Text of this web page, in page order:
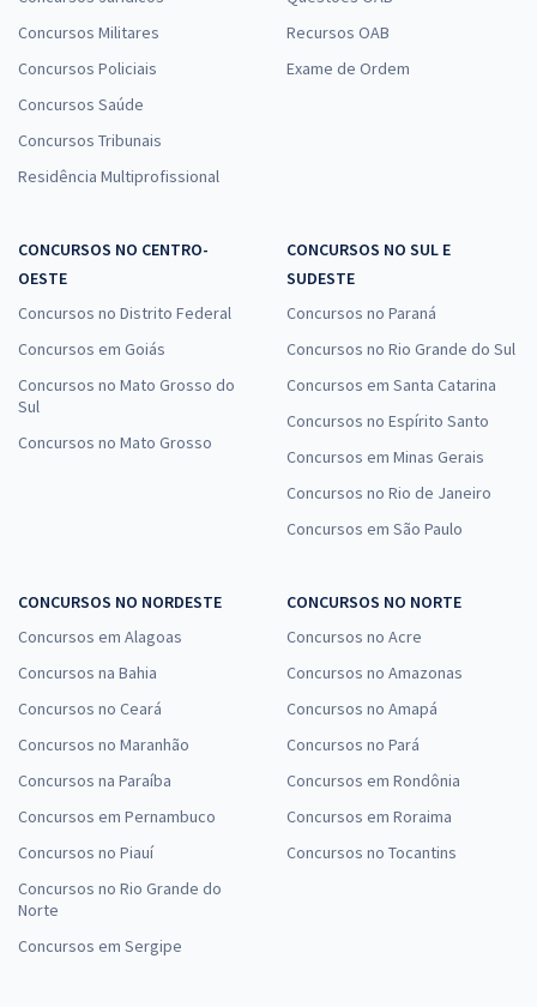
Concursos Militares
Concursos Policiais
Concursos Saúde
Concursos Tribunais
Residência Multiprofissional
Recursos OAB
Exame de Ordem
CONCURSOS NO CENTRO-
OESTE
Concursos no Distrito Federal
Concursos em Goiás
Concursos no Mato Grosso do
Sul
Concursos no Mato Grosso
CONCURSOS NO SUL E
SUDESTE
Concursos no Paraná
Concursos no Rio Grande do Sul
Concursos em Santa Catarina
Concursos no Espírito Santo
Concursos em Minas Gerais
Concursos no Rio de Janeiro
Concursos em São Paulo
CONCURSOS NO NORDESTE
Concursos em Alagoas
Concursos na Bahia
Concursos no Ceará
Concursos no Maranhão
Concursos na Paraíba
Concursos em Pernambuco
Concursos no Piauí
Concursos no Rio Grande do
Norte
Concursos em Sergipe
CONCURSOS NO NORTE
Concursos no Acre
Concursos no Amazonas
Concursos no Amapá
Concursos no Pará
Concursos em Rondônia
Concursos em Roraima
Concursos no Tocantins